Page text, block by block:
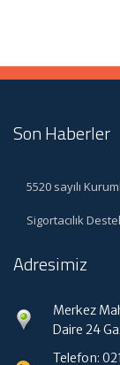
Son Haberler
5520 sayılı
Sigortacılık
Adresimiz
Merkez
Daire 24
Telefon: